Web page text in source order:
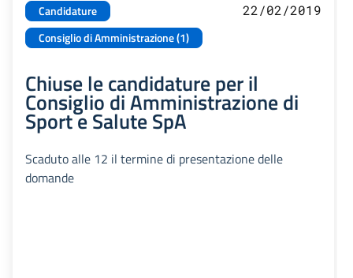
Candidature
Consiglio di Amministrazione (1)
22/02/2019
Chiuse le candidature per il
Consiglio di Amministrazione di
Sport e Salute SpA
Scaduto alle 12 il termine di presentazione delle
domande